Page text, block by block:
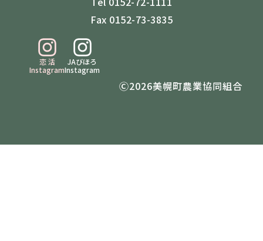
Fax 0152-73-3835
恋 活
Instagram
JAびほろ
Instagram
Ⓒ2026美幌町農業協同組合